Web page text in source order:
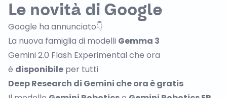
Le novità di Google
Google ha annunciato👇
La nuova famiglia di modelli Gemma 3
Gemini 2.0 Flash Experimental che ora
è disponibile per tutti
Deep Research di Gemini che ora è gratis